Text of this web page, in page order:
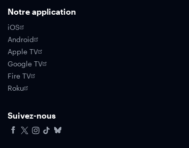
Notre application
iOS
Android
Apple TV
Google TV
Fire TV
Roku
Suivez-nous